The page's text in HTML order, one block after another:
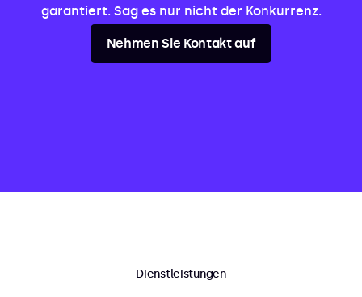
garantiert. Sag es nur nicht der Konkurrenz.
Nehmen Sie Kontakt auf
Dienstleistungen